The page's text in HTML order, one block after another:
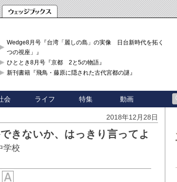
Wedge8月号『台湾「麗しの島」の実像 日台新時代を拓く「3
つの視座」』
ひととき8月号『京都 2と5の物語』
新刊書籍『飛鳥・藤原に隠された古代宮都の謎』
会 ライフ 特集 動画
2018年12月28日
きないか、はっきり言ってよ
学校